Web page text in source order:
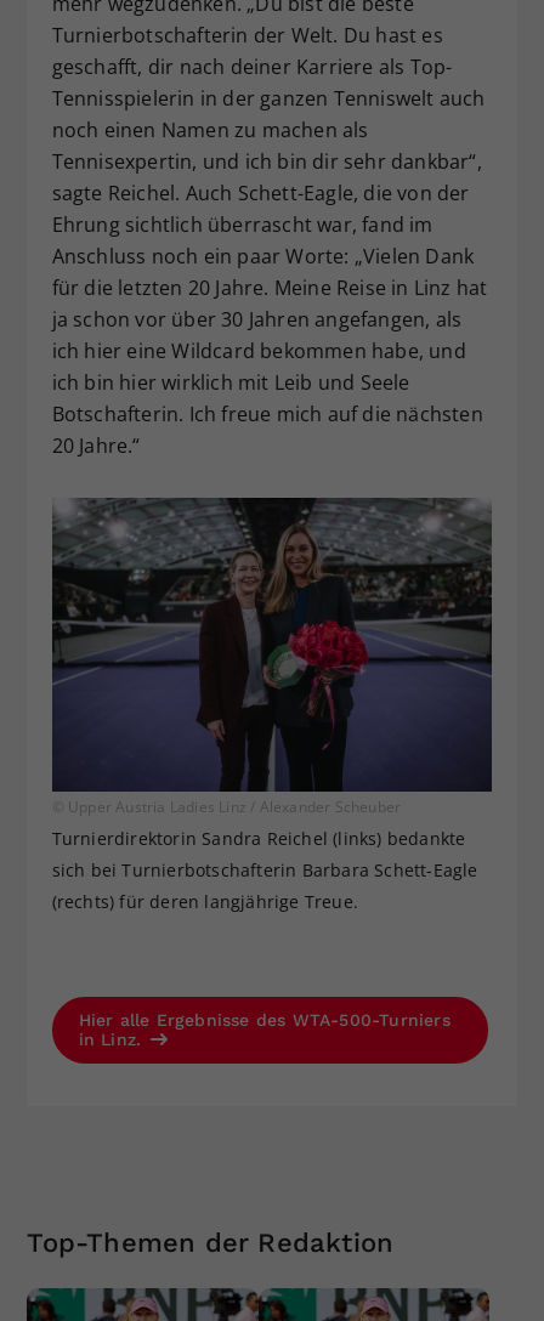
Turnierbotschafterin der Welt. Du hast es
geschafft, dir nach deiner Karriere als Top-
Tennisspielerin in der ganzen Tenniswelt auch
noch einen Namen zu machen als
Tennisexpertin, und ich bin dir sehr dankbar“,
sagte Reichel. Auch Schett-Eagle, die von der
Ehrung sichtlich überrascht war, fand im
Anschluss noch ein paar Worte: „Vielen Dank
für die letzten 20 Jahre. Meine Reise in Linz hat
ja schon vor über 30 Jahren angefangen, als
ich hier eine Wildcard bekommen habe, und
ich bin hier wirklich mit Leib und Seele
Botschafterin. Ich freue mich auf die nächsten
20 Jahre.“
© Upper Austria Ladies Linz / Alexander Scheuber
Turnierdirektorin Sandra Reichel (links) bedankte
sich bei Turnierbotschafterin Barbara Schett-Eagle
(rechts) für deren langjährige Treue.
Hier alle Ergebnisse des WTA-500-Turniers
in Linz.
Top-Themen der Redaktion